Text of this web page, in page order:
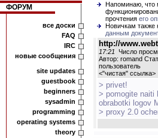
ФОРУМ
все доски
FAQ
IRC
новые сообщения
site updates
guestbook
beginners
sysadmin
programming
operating systems
theory
Напоминаю, что
прочтения его
Новичкам также
данным
http://
17:21 Число
Автор: romand
пользователь
<"чистая" ссылка>
> privet!
> pomogite naiti
obrabotki logov
> proxy 2.0